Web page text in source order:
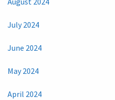
July 2024
June 2024
May 2024
April 2024